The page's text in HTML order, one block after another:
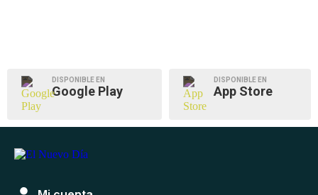
DISPONIBLE EN
Google Play
DISPONIBLE EN
App Store